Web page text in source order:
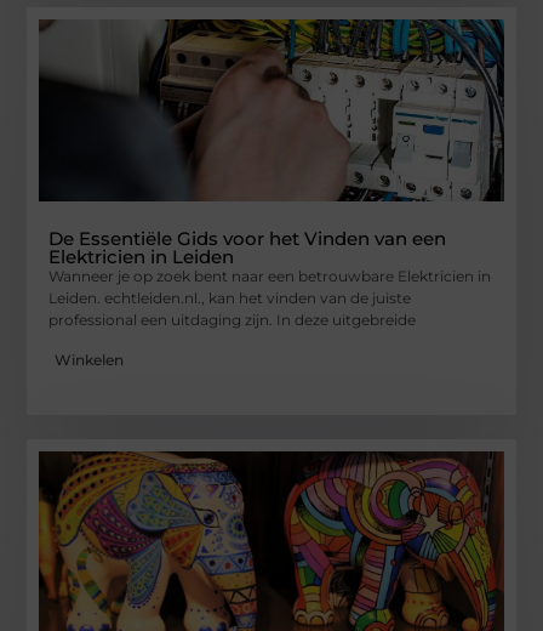
De Essentiële Gids voor het Vinden van een
Elektricien in Leiden
Wanneer je op zoek bent naar een betrouwbare Elektricien in
Leiden. echtleiden.nl., kan het vinden van de juiste
professional een uitdaging zijn. In deze uitgebreide
Winkelen